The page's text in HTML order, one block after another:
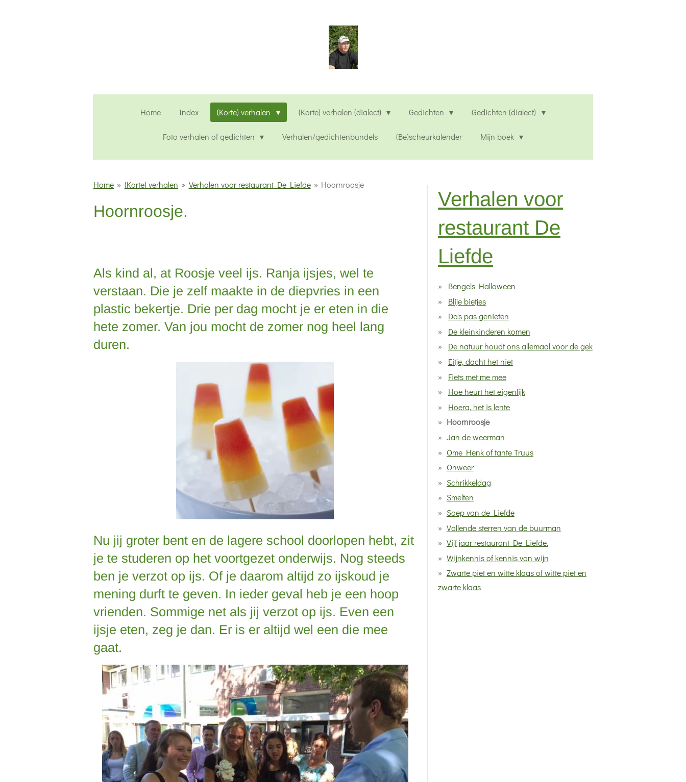
Home Index (Korte) verhalen (Korte) verhalen (dialect) Gedichten Gedichten (dialect)
Foto verhalen of gedichten Verhalen/gedichtenbundels (Be)scheurkalender Mijn boek
Home » (Korte) verhalen » Verhalen voor restaurant De Liefde » Hoornroosje
Hoornroosje.
Als kind al, at Roosje veel ijs. Ranja ijsjes, wel te
verstaan. Die je zelf maakte in de diepvries in een
plastic bekertje. Drie per dag mocht je er eten in die
hete zomer. Van jou mocht de zomer nog heel lang
duren.
Nu jij groter bent en de lagere school doorlopen hebt, zit
je te studeren op het voortgezet onderwijs. Nog steeds
ben je verzot op ijs. Of je daarom altijd zo ijskoud je
mening durft te geven. In ieder geval heb je een hoop
vrienden. Sommige net als jij verzot op ijs. Even een
ijsje eten, zeg je dan. Er is er altijd wel een die mee
gaat.
Verhalen voor
restaurant De
Liefde
Bengels Halloween
Blije bietjes
Da's pas genieten
De kleinkinderen komen
De natuur houdt ons allemaal voor de gek
Eitje, dacht het niet
Fiets met me mee
Hoe heurt het eigenlijk
Hoera, het is lente
Hoornroosje
Jan de weerman
Ome Henk of tante Truus
Onweer
Schrikkeldag
Smelten
Soep van de Liefde
Vallende sterren van de buurman
Vijf jaar restaurant De Liefde.
Wijnkennis of kennis van wijn
Zwarte piet en witte klaas of witte piet en
zwarte klaas